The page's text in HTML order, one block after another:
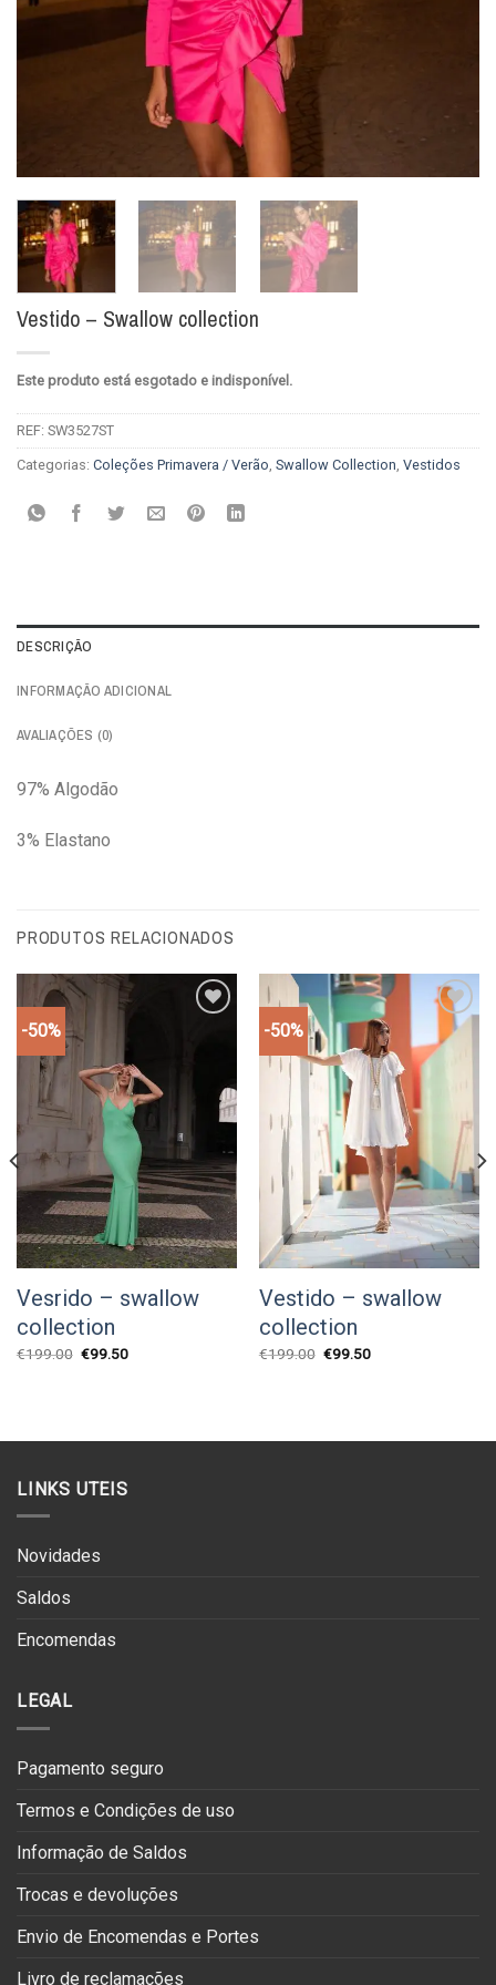
Vestido – Swallow collection
Este produto está esgotado e indisponível.
REF: SW3527ST
Categorias: Coleções Primavera / Verão Swallow Collection Vestidos
DESCRIÇÃO
INFORMAÇÃO ADICIONAL
AVALIAÇÕES (0)
97% Algodão
3% Elastano
PRODUTOS RELACIONADOS
-50%
Vesrido – swallow
collection
€199.00 O
€99.50O
-50%
Add to
wishlist
Vestido – swallow
collection
€199.00 O
€99.50O
LINKS UTEIS
Novidades
Saldos
Encomendas
LEGAL
Pagamento seguro
Termos e Condições de uso
Informação de Saldos
Trocas e devoluções
Envio de Encomendas e Portes
Livro de reclamações